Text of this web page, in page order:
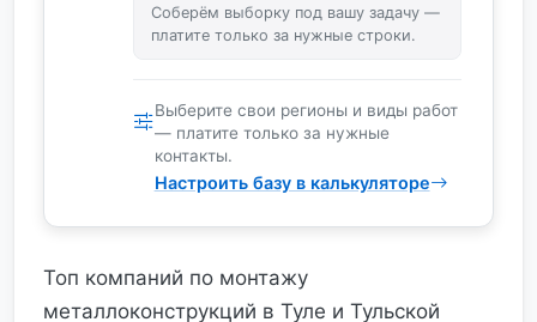
Соберём выборку под вашу задачу —
платите только за нужные строки.
Выберите свои регионы и виды работ
— платите только за нужные
контакты.
Настроить базу в калькуляторе
Топ компаний по монтажу
металлоконструкций в Туле и Тульской